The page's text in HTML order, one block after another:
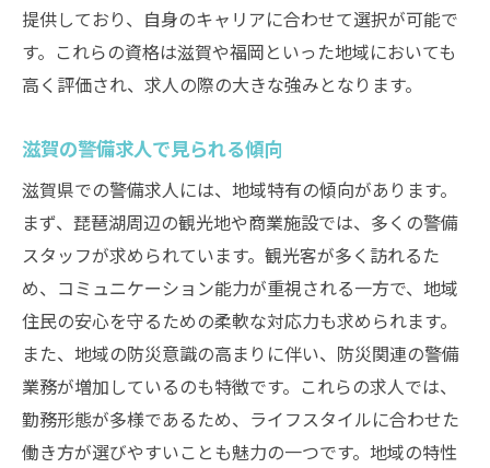
提供しており、自身のキャリアに合わせて選択が可能で
す。これらの資格は滋賀や福岡といった地域においても
高く評価され、求人の際の大きな強みとなります。
滋賀の警備求人で見られる傾向
滋賀県での警備求人には、地域特有の傾向があります。
まず、琵琶湖周辺の観光地や商業施設では、多くの警備
スタッフが求められています。観光客が多く訪れるた
め、コミュニケーション能力が重視される一方で、地域
住民の安心を守るための柔軟な対応力も求められます。
また、地域の防災意識の高まりに伴い、防災関連の警備
業務が増加しているのも特徴です。これらの求人では、
勤務形態が多様であるため、ライフスタイルに合わせた
働き方が選びやすいことも魅力の一つです。地域の特性